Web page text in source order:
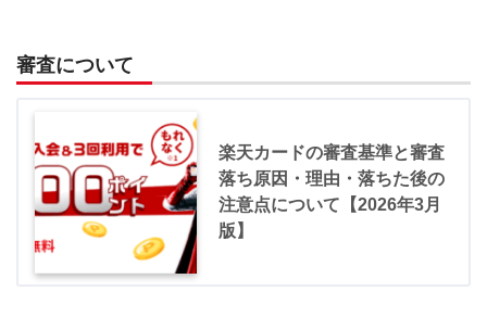
審査について
楽天カードの審査基準と審査
落ち原因・理由・落ちた後の
注意点について【2026年3月
版】